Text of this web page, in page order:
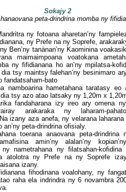
Sokajy 2
peta-drindrina momba ny
ny fotoana aharetan’ny
ny Prefe na ny Soprefe,
Ben’ny tanànan’ny Kaominina
maimaimpoana voatokana
ny fifidianana ho an’ny mpilatsa-
tsy maintsy falehan’ny besinimaro
fandatsaham-bato
namboarina hametahana taratasy eo
tsy azo atao latsaky ny 1,20m x
fandaharana izy ireo ary omena
arakaraka ny laharam-
izany aza anefa, ny velarana laharana
an’ny peta-drindrina ofisialy.
toerana anaovana peta-drindrina
amin’ny alalan’ny
ny nametrahana ny filatsahan-kofidina
atolotra ny Prefe na ny Soprefe
izany.
fihodinana voalohany, ny
raha ela indrindra ny 6 novambra